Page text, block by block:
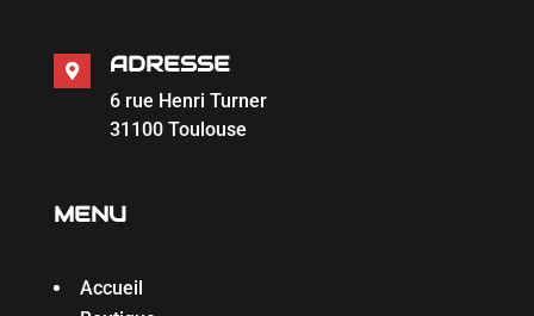
 ADRESSE
6 rue Henri Turner
31100 Toulouse
MENU
Accueil